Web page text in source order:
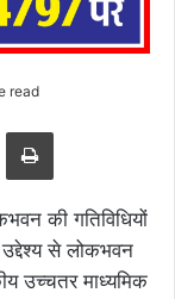
read
via Email Print
की गतिविधियों
उद्देश्य से लोकभवन
उच्चतर माध्यमिक